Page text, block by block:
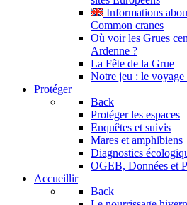
Informations
Common cranes
Où voir les Grues
Ardenne ?
La Fête de la Grue
Notre jeu : le
Protéger
Back
Protéger les espaces
Enquêtes et suivis
Mares et amphibiens
Diagnostics
OGEB, Données et
Accueillir
Back